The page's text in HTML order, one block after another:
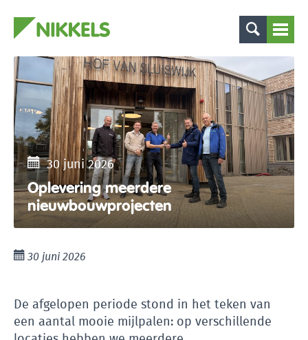
30 juni 2026
Oplevering meerdere
nieuwbouwprojecten
30 juni 2026
De afgelopen periode stond in het teken van
een aantal mooie mijlpalen: op verschillende